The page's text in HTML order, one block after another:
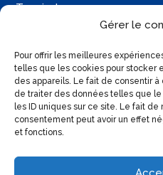
Gérer le
Pour offrir les meilleures
telles que les cookies pour stocker
des appareils. Le fait de consentir
de traiter des données telles que
les ID uniques sur ce site. Le fait de
consentement peut avoir un effet
et fonctions.
Terminale
Contactez-moi
Retrouvez moi sur :